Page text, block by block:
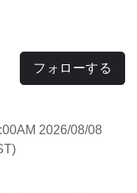
フォローする
2026/08/08